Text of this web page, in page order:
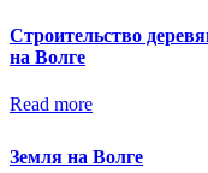
Строительство
на Волге
Read more
Земля на Волге